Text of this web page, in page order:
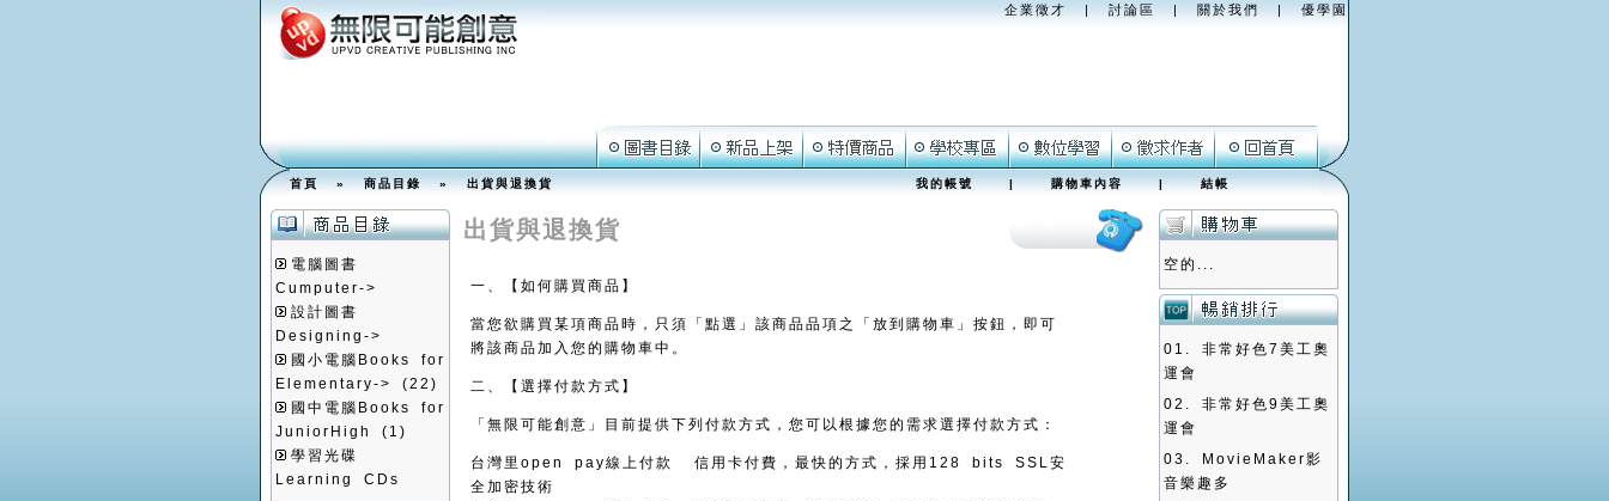
企業徵才 | 討論區 | 關於我們 | 優學園
首頁»商品目錄»出貨與退換貨 我的帳號|購物車內容|結帳
電腦圖書
Cumputer->
設計圖書
Designing->
國小電腦Books for
Elementary->
(22)
國中電腦Books for
JuniorHigh
(1)
學習光碟
Learning CDs
出貨與退換貨
一、【如何購買商品】
當您欲購買某項商品時，只須「點選」該商品品項之「放到購物車」按鈕，即可
將該商品加入您的購物車中。
二、【選擇付款方式】
「無限可能創意」目前提供下列付款方式，您可以根據您的需求選擇付款方式：
台灣里open pay線上付款 信用卡付費，最快的方式，採用128 bits SSL安
全加密技術
空的...
01. 非常好色7美工奧
運會
02. 非常好色9美工奧
運會
03.
MovieMaker影
音樂趣多